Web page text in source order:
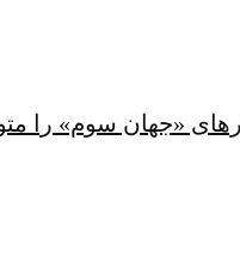
«جهان سوم» را